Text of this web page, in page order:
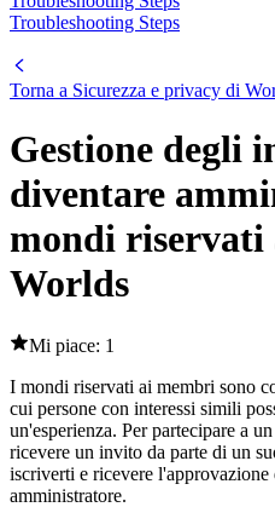
Troubleshooting Steps
Torna a Sicurezza e privacy di
Gestione degli
diventare
mondi riservati
Worlds
Mi piace: 1
I mondi riservati ai membri sono
cui persone con interessi simili
un'esperienza. Per partecipare a
ricevere un invito da parte di un
iscriverti e ricevere
amministratore.